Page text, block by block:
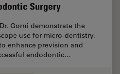
Surgery
Gorni demonstrate the
use for micro-dentistry,
enhance prevision and
endodontic…